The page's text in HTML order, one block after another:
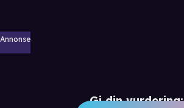
Annonse
Gi din vurdering: